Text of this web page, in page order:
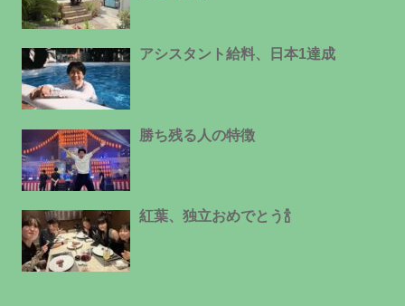
アシスタント給料、日本1達成
勝ち残る人の特徴
紅葉、独立おめでとう🍾